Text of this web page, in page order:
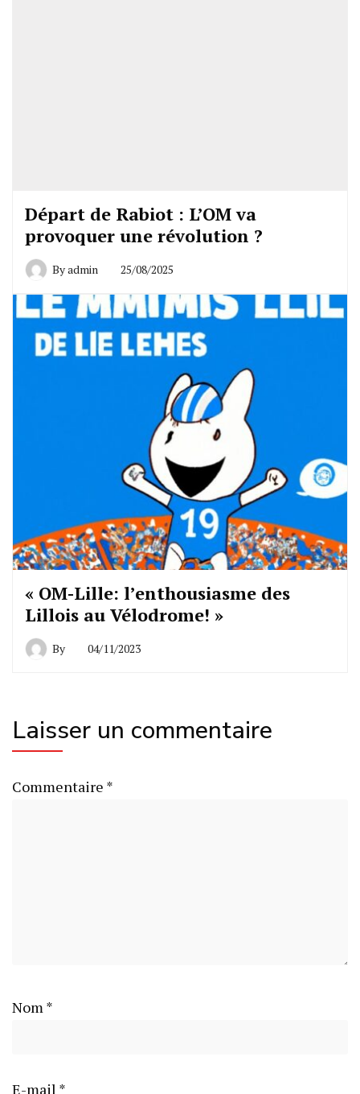
Départ de Rabiot : L’OM va
provoquer une révolution ?
Byadmin 25/08/2025
« OM-Lille: l’enthousiasme des
Lillois au Vélodrome! »
By 04/11/2023
Laisser un commentaire
Commentaire *
Nom *
E-mail *